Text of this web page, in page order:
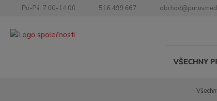
Po-Pá: 7:00-14:00 516 499 667
VŠECHNY